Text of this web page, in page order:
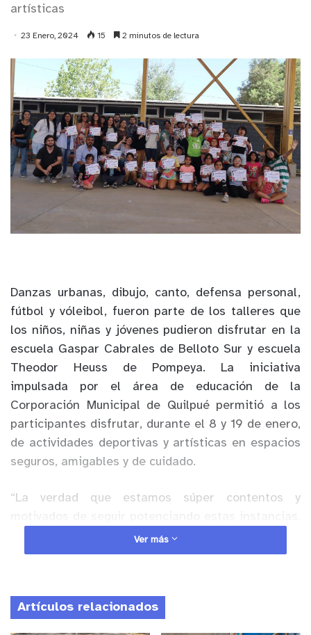
artísticas
23 Enero, 2024 15 2 minutos de lectura
Danzas urbanas, dibujo, canto, defensa personal,
fútbol y vóleibol, fueron parte de los talleres que
los niños, niñas y jóvenes pudieron disfrutar en la
escuela Gaspar Cabrales de Belloto Sur y escuela
Theodor Heuss de Pompeya. La iniciativa
impulsada por el área de educación de la
Corporación Municipal de Quilpué permitió a los
participantes disfrutar, durante el 8 y 19 de enero,
de actividades deportivas y artísticas en espacios
seguros, amigables y de cuidado.
“La verdad que estamos súper contentos y
por lo que estamos viendo la posibilidad de
replicarlo en las vacaciones de invierno, para darle
darle esta garantía a las familias, para que puedan
disponer también de un espacio de contención,
Ver más
Artículos relacionados